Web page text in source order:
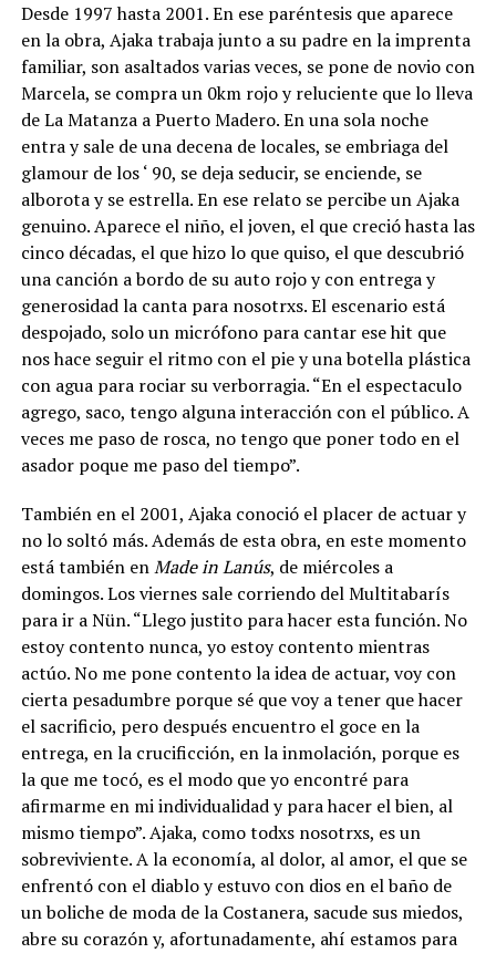
Desde 1997 hasta 2001. En ese paréntesis que aparece
en la obra, Ajaka trabaja junto a su padre en la imprenta
familiar, son asaltados varias veces, se pone de novio con
Marcela, se compra un 0km rojo y reluciente que lo lleva
de La Matanza a Puerto Madero. En una sola noche
entra y sale de una decena de locales, se embriaga del
glamour de los ‘ 90, se deja seducir, se enciende, se
alborota y se estrella. En ese relato se percibe un Ajaka
genuino. Aparece el niño, el joven, el que creció hasta las
cinco décadas, el que hizo lo que quiso, el que descubrió
una canción a bordo de su auto rojo y con entrega y
generosidad la canta para nosotrxs. El escenario está
despojado, solo un micrófono para cantar ese hit que
nos hace seguir el ritmo con el pie y una botella plástica
con agua para rociar su verborragia. “En el espectaculo
agrego, saco, tengo alguna interacción con el público. A
veces me paso de rosca, no tengo que poner todo en el
asador poque me paso del tiempo”.
También en el 2001, Ajaka conoció el placer de actuar y
no lo soltó más. Además de esta obra, en este momento
está también enMade in Lanús, de miércoles a
domingos. Los viernes sale corriendo del Multitabarís
para ir a Nün. “Llego justito para hacer esta función. No
estoy contento nunca, yo estoy contento mientras
actúo. No me pone contento la idea de actuar, voy con
cierta pesadumbre porque sé que voy a tener que hacer
el sacrificio, pero después encuentro el goce en la
entrega, en la crucificción, en la inmolación, porque es
la que me tocó, es el modo que yo encontré para
afirmarme en mi individualidad y para hacer el bien, al
mismo tiempo”. Ajaka, como todxs nosotrxs, es un
sobreviviente. A la economía, al dolor, al amor, el que se
enfrentó con el diablo y estuvo con dios en el baño de
un boliche de moda de la Costanera, sacude sus miedos,
abre su corazón y, afortunadamente, ahí estamos para